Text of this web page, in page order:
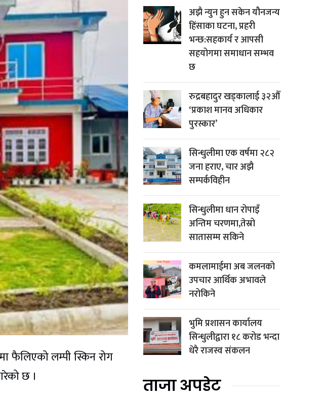
फैलिएको लम्पी स्किन रोग
छ ।
अझै न्युन हुन सकेन यौनजन्य
हिंसाका घटना, प्रहरी
भन्छ:सहकार्य र आपसी
सहयोगमा समाधान सम्भव
छ
रुद्रबहादुर खड्कालाई ३२औँ
‘प्रकाश मानव अधिकार
पुरस्कार’
सिन्धुलीमा एक वर्षमा २८२
जना हराए, चार अझै
सम्पर्कविहीन
सिन्धुलीमा धान रोपाइँ
अन्तिम चरणमा,तेस्रो
सातासम्म सकिने
कमलामाईमा अब जलनको
उपचार आर्थिक अभावले
नरोकिने
भुमि प्रशासन कार्यालय
सिन्धुलीद्वारा १८ करोड भन्दा
धेरै राजस्व संकलन
ताजा अपडेट